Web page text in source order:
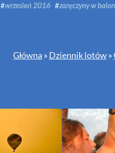
#wrzesień 2016 #zaręczyny w
Główna » Dziennik lotów »